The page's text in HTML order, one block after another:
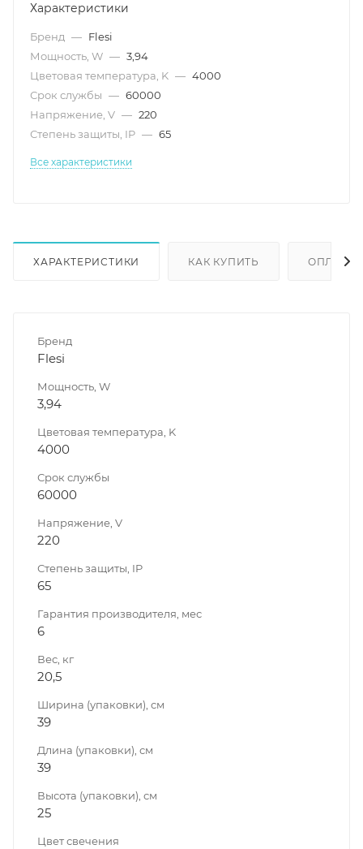
Характеристики
Бренд — Flesi
Мощность, W — 3,94
Цветовая температура, K — 4000
Срок службы — 60000
Напряжение, V — 220
Степень защиты, IP — 65
Все характеристики
ХАРАКТЕРИСТИКИ КАК КУПИТЬ ОПЛАТА
Бренд
Flesi
Мощность, W
3,94
Цветовая температура, K
4000
Срок службы
60000
Напряжение, V
220
Степень защиты, IP
65
Гарантия производителя, мес
6
Вес, кг
20,5
Ширина (упаковки), см
39
Длина (упаковки), см
39
Высота (упаковки), см
25
Цвет свечения